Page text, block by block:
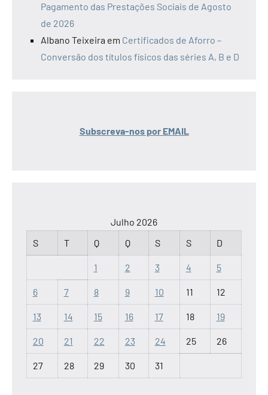
Pagamento das Prestações Sociais de Agosto
de 2026
Albano Teixeira em Certificados de Aforro –
Conversão dos títulos físicos das séries A, B e D
Subscreva-nos por EMAIL
Julho 2026
S
T Q Q S S D
1 2 3 4 5
6 7 8 9 10 11 12
13 14 15 16 17 18 19
20 21 22 23 24 25 26
27 28 29 30 31